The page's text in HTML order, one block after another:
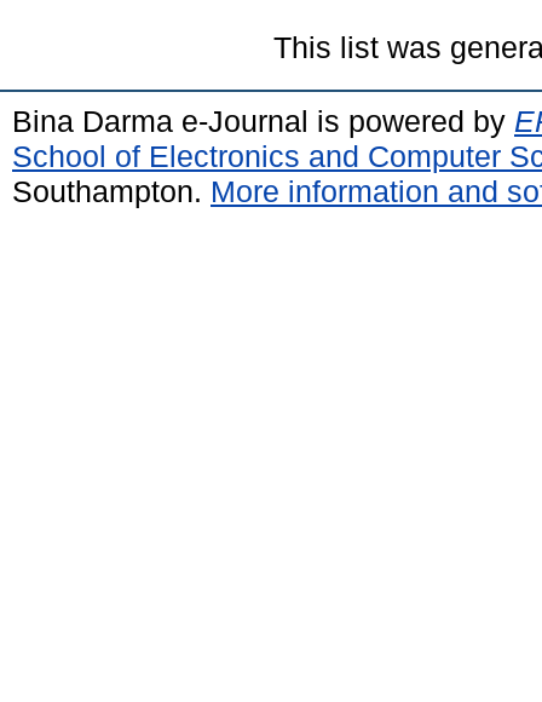
This list was
Bina Darma e-Journal is powered by
School of Electronics and Computer
Southampton. More information and